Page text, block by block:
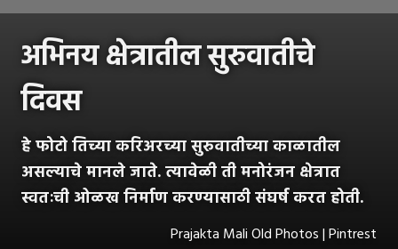
अभिनय क्षेत्रातील सुरुवातीचे
दिवस
हे फोटो तिच्या करिअरच्या सुरुवातीच्या काळातील
असल्याचे मानले जाते. त्यावेळी ती मनोरंजन क्षेत्रात
स्वतःची ओळख निर्माण करण्यासाठी संघर्ष करत होती.
Prajakta Mali Old Photos | Pintrest